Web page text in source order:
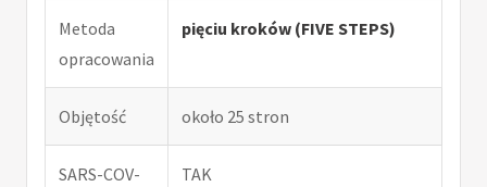
Metoda
opracowania
pięciu kroków (FIVE STEPS)
Objętość około 25 stron
SARS-COV-
TAK